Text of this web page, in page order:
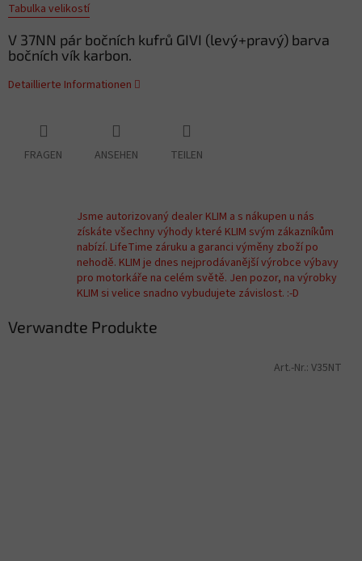
Tabulka velikostí
V 37NN pár bočních kufrů GIVI (levý+pravý) barva
bočních vík karbon.
Detaillierte Informationen
FRAGEN ANSEHEN TEILEN
Jsme autorizovaný dealer KLIM a s nákupen u nás
získáte všechny výhody které KLIM svým zákazníkům
nabízí. LifeTime záruku a garanci výměny zboží po
nehodě. KLIM je dnes nejprodávanější výrobce výbavy
pro motorkáře na celém světě. Jen pozor, na výrobky
KLIM si velice snadno vybudujete závislost. :-D
Verwandte Produkte
Art.-Nr.: V35NT